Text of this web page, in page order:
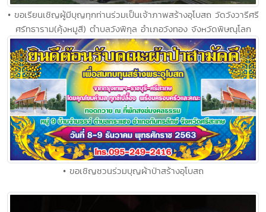
• ขอเรียนเชิญผู้มีบุญทุกท่านร่วมเป็นเจ้าภาพสร้างอุโบสถ วัดวังวารีศรี
ศรัทธาราม(คุ้งหมูสี) ตำบลวังพิกุล อำเภอวังทอง จังหวัดพิษณุโลก
• ขอเชิญชวนร่วมบุญผ้าป่าสร้างอุโบสถ